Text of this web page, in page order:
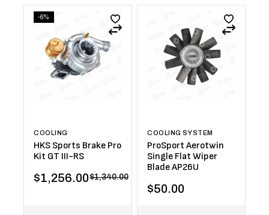
-6%
COOLING
HKS Sports Brake Pro
Kit GT III-RS
$1,340.00
$1,256.00
COOLING SYSTEM
ProSport Aerotwin
Single Flat Wiper
Blade AP26U
$50.00